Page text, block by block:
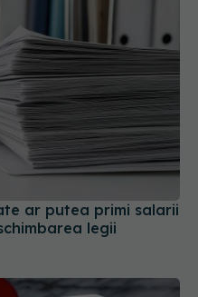
ar putea primi salarii
legii